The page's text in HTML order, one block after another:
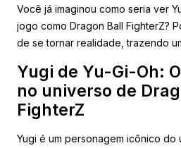
Você já imaginou como seria ver
jogo como Dragon Ball FighterZ?
de se tornar realidade, trazendo
Yugi de Yu-Gi-Oh:
no universo de
FighterZ
Yugi é um personagem icônico do